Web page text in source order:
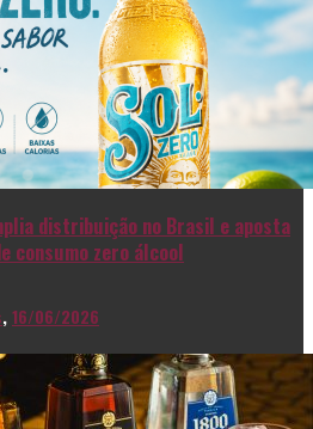
distribuição no Brasil e aposta
consumo zero álcool
,16/06/2026